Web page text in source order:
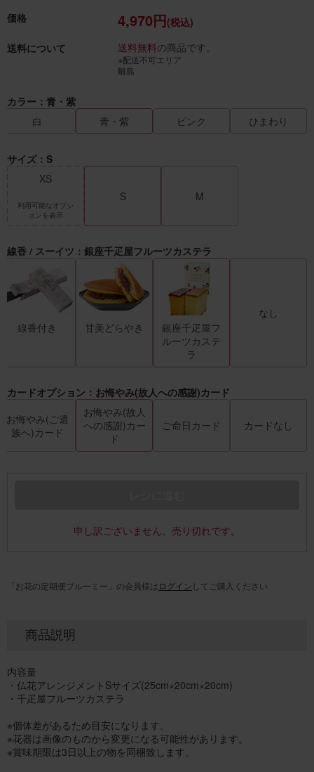
価格 4,970円(税込)
送料について
送料無料の商品です。
※配送不可エリア
離島
カラー：青・紫
白
青・紫 ピンク ひまわり
サイズ：S
XS
利用可能なオプシ
ョンを表示
S M
線香 / スーイツ：銀座千疋屋フルーツカステラ
線香付き 甘美どらやき
銀座千疋屋フ
ルーツカステ
ラ
なし
カードオプション：お悔やみ(故人への感謝)カード
お悔やみ(ご遺
族へ)カード
お悔やみ(故人
への感謝)カー
ド
ご命日カード カードなし
申し訳ございません。売り切れです。
「お花の定期便ブルーミー」の会員様は ログイン してご購入ください
商品説明
内容量
・仏花アレンジメントSサイズ(25cm×20cm×20cm)
・千疋屋フルーツカステラ
※個体差があるため目安になります。
※花器は画像のものから変更になる可能性があります。
※賞味期限は3日以上の物を同梱致します。